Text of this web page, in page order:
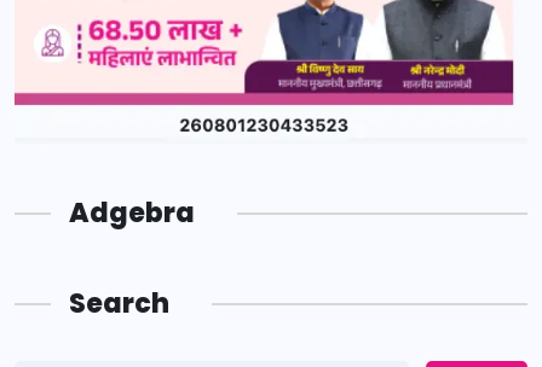
Adgebra
Search